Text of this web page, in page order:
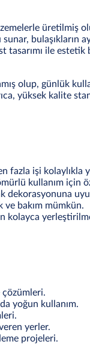
üretilmiş
bulaşıkların
tasarımı ile
olup, günlük
yüksek kalite
fazla işi kolaylıkla
kullanım için
dekorasyonuna
ve bakım mümkün.
kolayca
çözümleri.
yoğun kullanım.
yerler.
projeleri.